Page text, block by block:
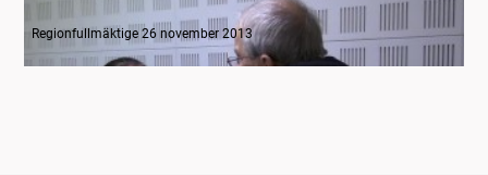
Intervju med Birgitta Losman om Karlsborgsbanan
Regionfullmäktige 26 november 2013